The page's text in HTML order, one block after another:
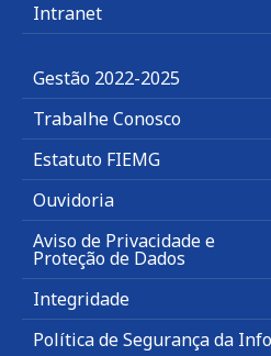
Intranet
Gestão 2022-2025
Trabalhe Conosco
Estatuto FIEMG
Ouvidoria
Aviso de Privacidade e
Proteção de Dados
Integridade
Política de Segurança da